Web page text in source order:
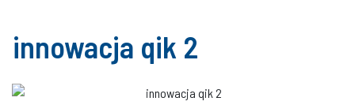
innowacja qik 2